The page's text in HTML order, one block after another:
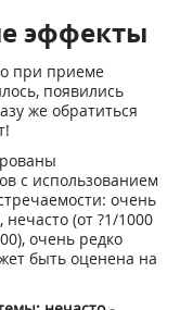
эффекты
при приеме
появились
же обратиться
с использованием
очень
нечасто (от ?1/1000
очень редко
быть оценена на